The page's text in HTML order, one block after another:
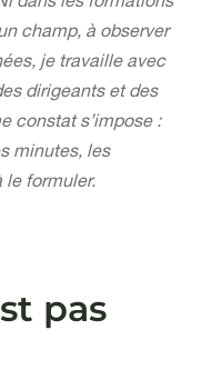
champ, à observer
je travaille avec
dirigeants et des
constat s’impose :
minutes, les
le formuler.
pas